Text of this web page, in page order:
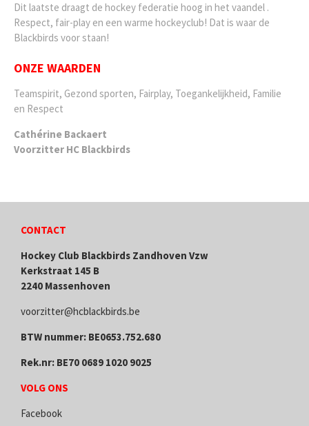
Dit laatste draagt de hockey federatie hoog in het vaandel .
Respect, fair-play en een warme hockeyclub! Dat is waar de
Blackbirds voor staan!
ONZE WAARDEN
Teamspirit, Gezond sporten, Fairplay, Toegankelijkheid, Familie
en Respect
Cathérine Backaert
Voorzitter HC Blackbirds
CONTACT
Hockey Club Blackbirds Zandhoven Vzw
Kerkstraat 145 B
2240 Massenhoven
voorzitter@hcblackbirds.be
BTW nummer: BE0653.752.680
Rek.nr: BE70 0689 1020 9025
VOLG ONS
Facebook